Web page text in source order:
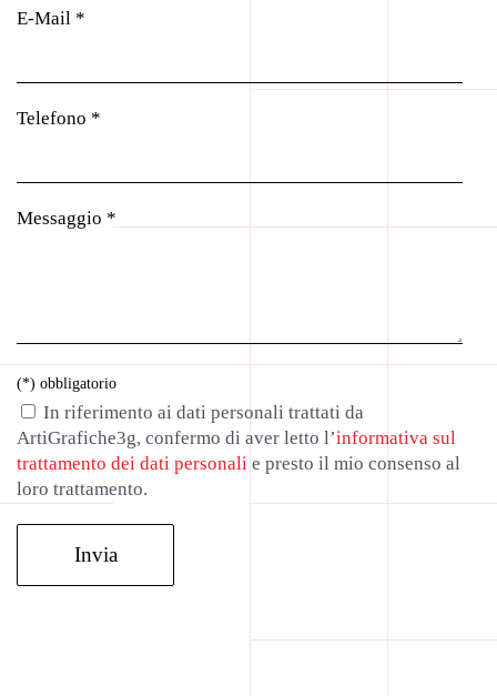
E-Mail *
Telefono *
Messaggio *
(*) obbligatorio
In riferimento ai dati personali trattati da
ArtiGrafiche3g, confermo di aver letto l’informativa sul
trattamento dei dati personali e presto il mio consenso al
loro trattamento.